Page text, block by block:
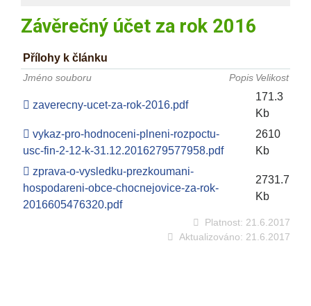
Závěrečný účet za rok 2016
Přílohy k článku
Jméno souboru Popis Velikost
zaverecny-ucet-za-rok-2016.pdf
171.3
Kb
vykaz-pro-hodnoceni-plneni-rozpoctu-
usc-fin-2-12-k-31.12.2016279577958.pdf
2610
Kb
zprava-o-vysledku-prezkoumani-
hospodareni-obce-chocnejovice-za-rok-
2016605476320.pdf
2731.7
Kb
Platnost: 21.6.2017
Aktualizováno: 21.6.2017